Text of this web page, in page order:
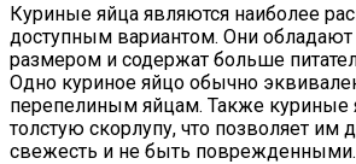
Куриные яйца являются наиболее
доступным вариантом. Они
размером и содержат больше
Одно куриное яйцо обычно
перепелиным яйцам. Также куриные
толстую скорлупу, что позволяет им
свежесть и не быть поврежденными.